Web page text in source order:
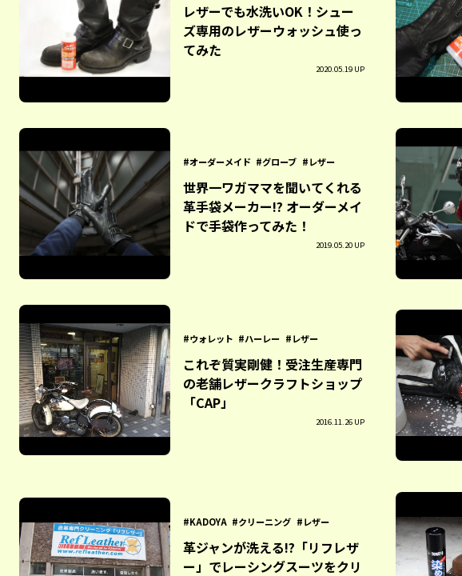
レザーでも水洗いOK！シュー
ズ専用のレザーウォッシュ使っ
てみた
2020.05.19 UP
オーダーメイド グローブ レザー
世界一ワガママを聞いてくれる
革手袋メーカー!? オーダーメイ
ドで手袋作ってみた！
2019.05.20 UP
ウォレット ハーレー レザー
これぞ質実剛健！受注生産専門
の老舗レザークラフトショップ
「CAP」
2016.11.26 UP
KADOYA クリーニング レザー
革ジャンが洗える!?「リフレザ
ー」でレーシングスーツをクリ